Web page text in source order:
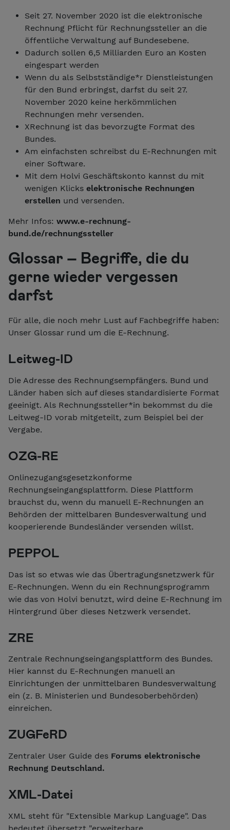
Seit 27. November 2020 ist die elektronische
Rechnung Pflicht für Rechnungssteller an die
öffentliche Verwaltung auf Bundesebene.
Dadurch sollen 6,5 Milliarden Euro an Kosten
eingespart werden
Wenn du als Selbstständige*r Dienstleistungen
für den Bund erbringst, darfst du seit 27.
November 2020 keine herkömmlichen
Rechnungen mehr versenden.
XRechnung ist das bevorzugte Format des
Bundes.
Am einfachsten schreibst du E-Rechnungen mit
einer Software.
Mit dem Holvi Geschäftskonto kannst du mit
wenigen Klicks elektronische Rechnungen
erstellen und versenden.
Mehr Infos: www.e-rechnung-
bund.de/rechnungssteller
Glossar – Begriffe, die du
gerne wieder vergessen
darfst
Für alle, die noch mehr Lust auf Fachbegriffe haben:
Unser Glossar rund um die E-Rechnung.
Leitweg-ID
Die Adresse des Rechnungsempfängers. Bund und
Länder haben sich auf dieses standardisierte Format
geeinigt. Als Rechnungssteller*in bekommst du die
Leitweg-ID vorab mitgeteilt, zum Beispiel bei der
Vergabe.
OZG-RE
Onlinezugangsgesetzkonforme
Rechnungseingangsplattform. Diese Plattform
brauchst du, wenn du manuell E-Rechnungen an
Behörden der mittelbaren Bundesverwaltung und
kooperierende Bundesländer versenden willst.
PEPPOL
Das ist so etwas wie das Übertragungsnetzwerk für
E-Rechnungen. Wenn du ein Rechnungsprogramm
wie das von Holvi benutzt, wird deine E-Rechnung im
Hintergrund über dieses Netzwerk versendet.
ZRE
Zentrale Rechnungseingangsplattform des Bundes.
Hier kannst du E-Rechnungen manuell an
Einrichtungen der unmittelbaren Bundesverwaltung
ein (z. B. Ministerien und Bundesoberbehörden)
einreichen.
ZUGFeRD
Zentraler User Guide des Forums elektronische
Rechnung Deutschland.
XML-Datei
XML steht für "Extensible Markup Language". Das